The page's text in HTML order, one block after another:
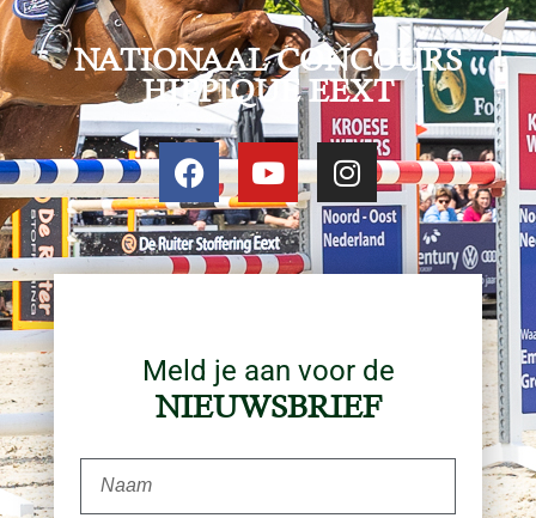
NATIONAAL CONCOURS
HIPPIQUE EEXT
Meld je aan voor de
NIEUWSBRIEF